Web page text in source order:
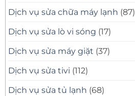
Dịch vụ sửa chữa máy lạnh (87)
Dịch vụ sửa lò vi sóng (17)
Dịch vụ sửa máy giặt (37)
Dịch vụ sửa tivi (112)
Dịch vụ sửa tủ lạnh (68)